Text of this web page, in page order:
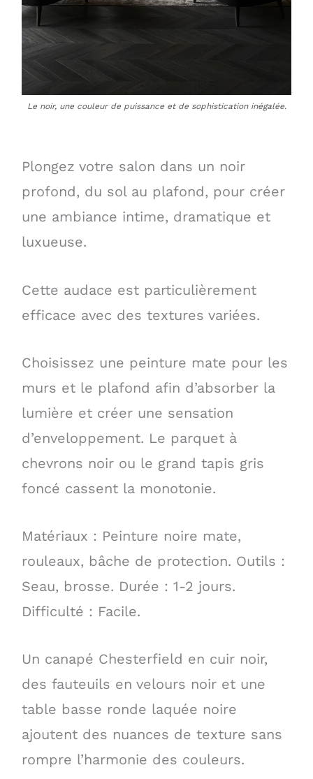
Le noir, une couleur de puissance et de sophistication inégalée.
Plongez votre salon dans un noir
profond, du sol au plafond, pour créer
une ambiance intime, dramatique et
luxueuse.
Cette audace est particulièrement
efficace avec des textures variées.
Choisissez une peinture mate pour les
murs et le plafond afin d’absorber la
lumière et créer une sensation
d’enveloppement. Le parquet à
chevrons noir ou le grand tapis gris
foncé cassent la monotonie.
Matériaux : Peinture noire mate,
rouleaux, bâche de protection. Outils :
Seau, brosse. Durée : 1-2 jours.
Difficulté : Facile.
Un canapé Chesterfield en cuir noir,
des fauteuils en velours noir et une
table basse ronde laquée noire
ajoutent des nuances de texture sans
rompre l’harmonie des couleurs.